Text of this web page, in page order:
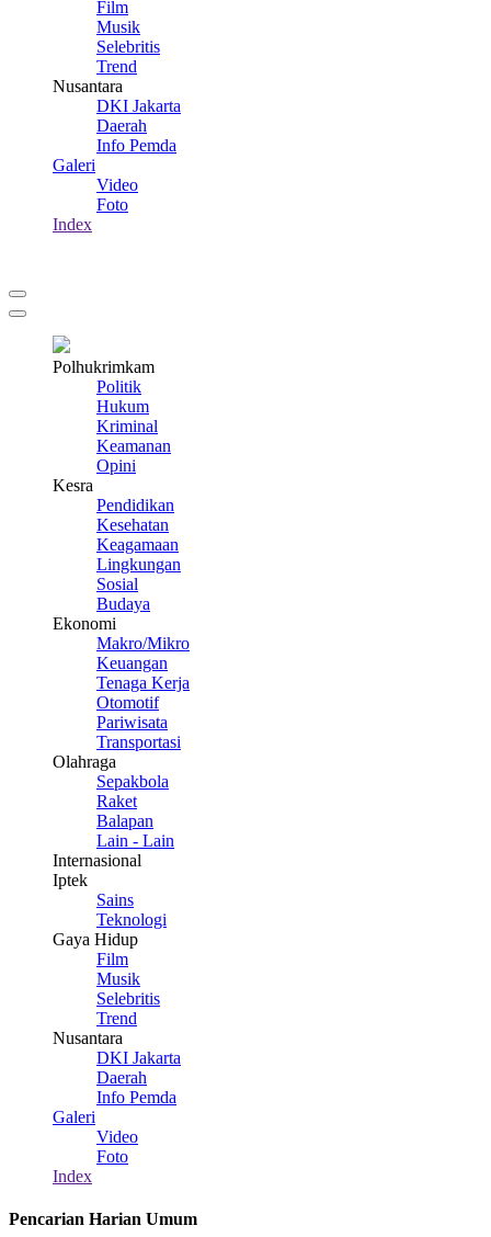
Film
Musik
Selebritis
Trend
Nusantara
DKI Jakarta
Daerah
Info Pemda
Galeri
Video
Foto
Index
Polhukrimkam
Politik
Hukum
Kriminal
Keamanan
Opini
Kesra
Pendidikan
Kesehatan
Keagamaan
Lingkungan
Sosial
Budaya
Ekonomi
Makro/Mikro
Keuangan
Tenaga Kerja
Otomotif
Pariwisata
Transportasi
Olahraga
Sepakbola
Raket
Balapan
Lain - Lain
Internasional
Iptek
Sains
Teknologi
Gaya Hidup
Film
Musik
Selebritis
Trend
Nusantara
DKI Jakarta
Daerah
Info Pemda
Galeri
Video
Foto
Index
Pencarian Harian Umum